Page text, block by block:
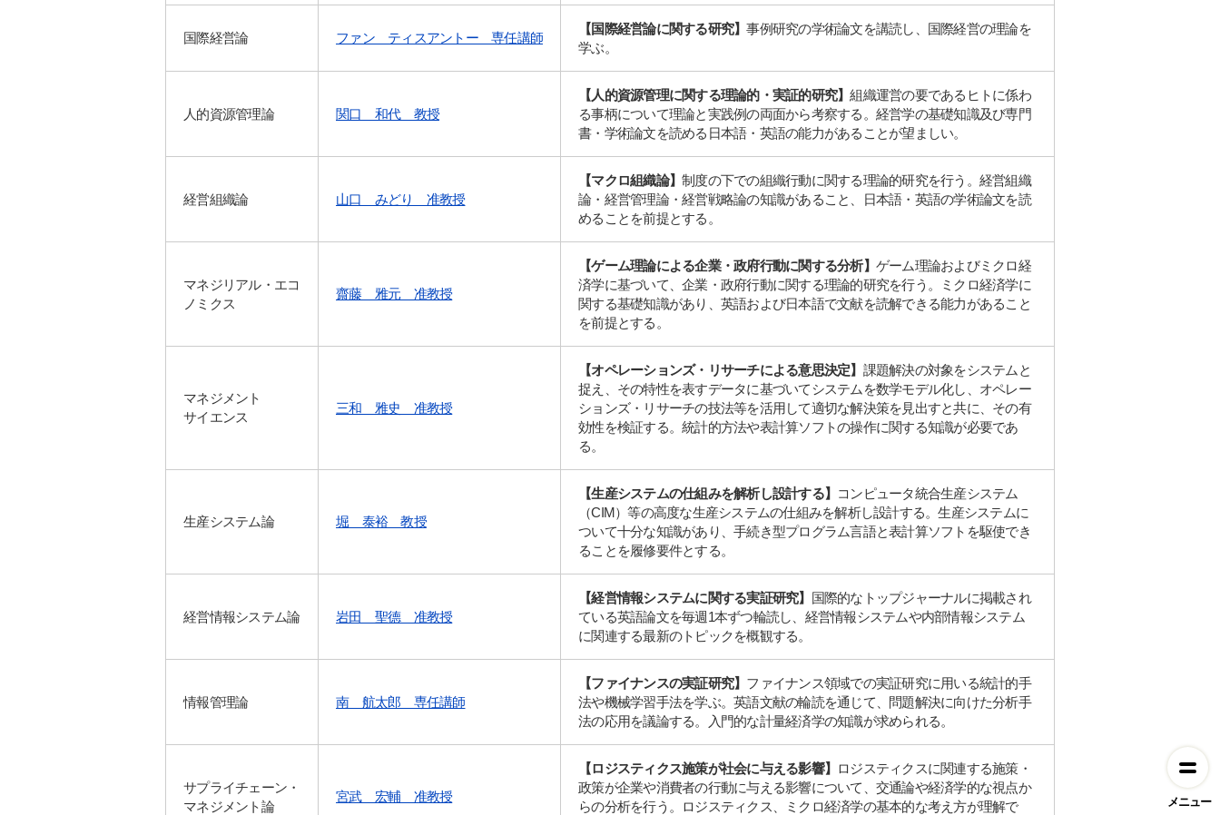
メニュー
サイト内検索
国際経営論 ファン ティスアントー 専任講師
【国際経営論に関する研究】事例研究の学術論文を講読し、国際経営の理論を
学ぶ。
人的資源管理論 関口 和代 教授
【人的資源管理に関する理論的・実証的研究】組織運営の要であるヒトに係わ
る事柄について理論と実践例の両面から考察する。経営学の基礎知識及び専門
書・学術論文を読める日本語・英語の能力があることが望ましい。
経営組織論 山口 みどり 准教授
【マクロ組織論】 制度の下での組織行動に関する理論的研究を行う。経営組織
論・経営管理論・経営戦略論の知識があること、日本語・英語の学術論文を読
めることを前提とする。
マネジリアル・エコ
ノミクス
齋藤 雅元 准教授
【ゲーム理論による企業・政府行動に関する分析】 ゲーム理論およびミクロ経
済学に基づいて、企業・政府行動に関する理論的研究を行う。ミクロ経済学に
関する基礎知識があり、英語および日本語で文献を読解できる能力があること
を前提とする。
マネジメント
サイエンス
三和 雅史 准教授
【オペレーションズ・リサーチによる意思決定】 課題解決の対象をシステムと
捉え、その特性を表すデータに基づいてシステムを数学モデル化し、オペレー
ションズ・リサーチの技法等を活用して適切な解決策を見出すと共に、その有
効性を検証する。統計的方法や表計算ソフトの操作に関する知識が必要であ
る。
生産システム論 堀 泰裕 教授
【生産システムの仕組みを解析し設計する】
コンピュータ統合生産システム
（CIM）等の高度な生産システムの仕組みを解析し設計する。生産システムに
ついて十分な知識があり、手続き型プログラム言語と表計算ソフトを駆使でき
ることを履修要件とする。
経営情報システム論 岩田 聖德 准教授
【経営情報システムに関する実証研究】 国際的なトップジャーナルに掲載され
ている英語論文を毎週1本ずつ輪読し、経営情報システムや内部情報システム
に関連する最新のトピックを概観する。
情報管理論 南 航太郎 専任講師
【ファイナンスの実証研究】 ファイナンス領域での実証研究に用いる統計的手
法や機械学習手法を学ぶ。英語文献の輪読を通じて、問題解決に向けた分析手
法の応用を議論する。入門的な計量経済学の知識が求められる。
サプライチェーン・
マネジメント論
宮武 宏輔 准教授
【ロジスティクス施策が社会に与える影響】
ロジスティクスに関連する施策・
政策が企業や消費者の行動に与える影響について、交通論や経済学的な視点か
らの分析を行う。ロジスティクス、ミクロ経済学の基本的な考え方が理解で